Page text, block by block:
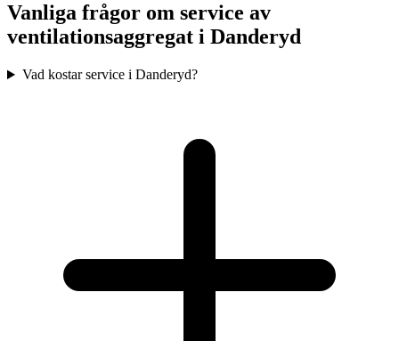
Vanliga frågor om service av
ventilationsaggregat i Danderyd
Vad kostar service i Danderyd?